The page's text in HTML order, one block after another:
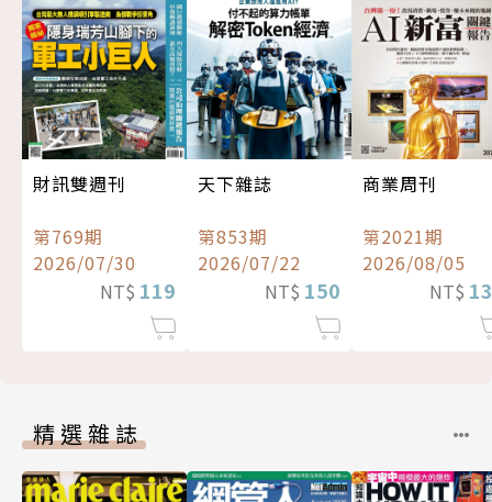
財訊雙週刊
第769期
2026/07/30
NT$ 119
天下雜誌
第853期
2026/07/22
NT$ 150
商業周刊
第2021期
2026/08/05
NT$
精選雜誌